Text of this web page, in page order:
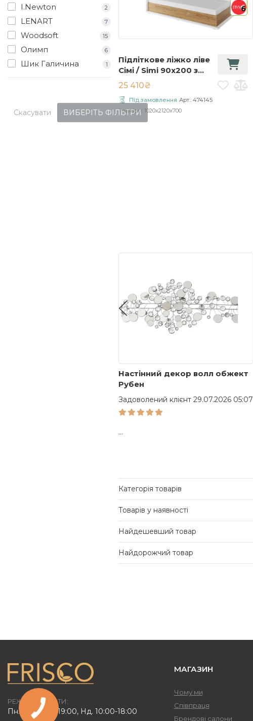
I.Newton 2
LENART 7
Woodsoft 15
Олимп 6
Шик Галичина 1
Скасувати ВИБЕРІТЬ ФІЛЬТРИ
6
Підліткове ліжко ліве
Сімі / Simi 90x200 з
матрацом білий/
гікорі MS-09L
25 410₴
Арт.: 474145
Під замовлення
Розміри: 1020x2120x700
Настінний декор волл обжект
Рубен
Задоволений клієнт 29.07.2026 05:07
...
Категорія товарів
Товарів у наявності
Найдешевший товар
Найдорожчий товар
РЕЖИМ РОБОТИ:
Пн.-Пт. 10:00-19:00, Нд. 10:00-18:00
МАГАЗИН
Чому ми
Співпраця
Брендові салони